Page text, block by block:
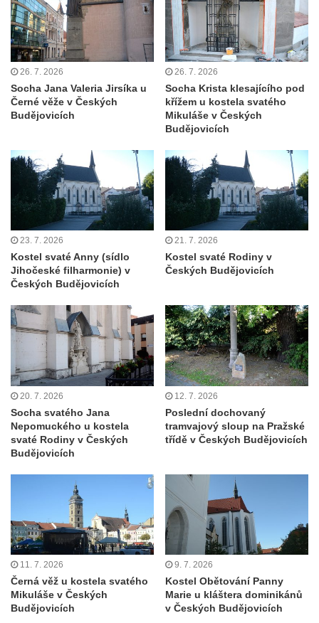
Pamětní deska mostu Josefa Straky v
Mělníku
Pamětní deska Františka Xavera Parče na
domě čp. 17/1 v ulici G. Casanovy v
Duchcově
Pamětní deska Františka Heilmanna na faře
na náměstí Republiky v Duchcově
Pamětní deska Francisca Ferrera Guarida
ve Ferrerově ulici v Duchcově
Pamětní deska Casanovy na kapli svaté
Barbory v sadech Rudé armády v
Duchcově
Pamětní deska na domě čp. 371 v
Pivovarské ulici ve Šluknově
bráně hřbitova v Horní Chřibské.
Pamětní deska Friedricha Schillera u
rozhledny Háj u Aše
Pamětní deska Josefa II. na Císařském
kameni
Pamětní deska Františka Schwarze na
domě čp. 42 v Perštýnské ulici v
Pardubicích
Pamětní deska Karla Kryla na ulici 1. máje v
Olomouci
Pamětní deska Věnceslava Metelky na
budově banky v Palackého ulici v Náchodě
Pamětní deska Josefa Regnera-
Havlovického na bývalém děkanství v ulici
Regnerovy sady v Náchodě
Pamětní deska Josefa Kajetána Tyla na
26. 7. 2026
Socha Jana Valeria Jirsíka u
Černé věže v Českých
Budějovicích
26. 7. 2026
Socha Krista klesajícího pod
křížem u kostela svatého
Mikuláše v Českých
Budějovicích
23. 7. 2026
Kostel svaté Anny (sídlo
Jihočeské filharmonie) v
Českých Budějovicích
21. 7. 2026
Kostel svaté Rodiny v
Českých Budějovicích
20. 7. 2026
Socha svatého Jana
Nepomuckého u kostela
svaté Rodiny v Českých
Budějovicích
12. 7. 2026
Poslední dochovaný
tramvajový sloup na Pražské
třídě v Českých Budějovicích
11. 7. 2026
Černá věž u kostela svatého
Mikuláše v Českých
Budějovicích
9. 7. 2026
Kostel Obětování Panny
Marie u kláštera dominikánů
v Českých Budějovicích